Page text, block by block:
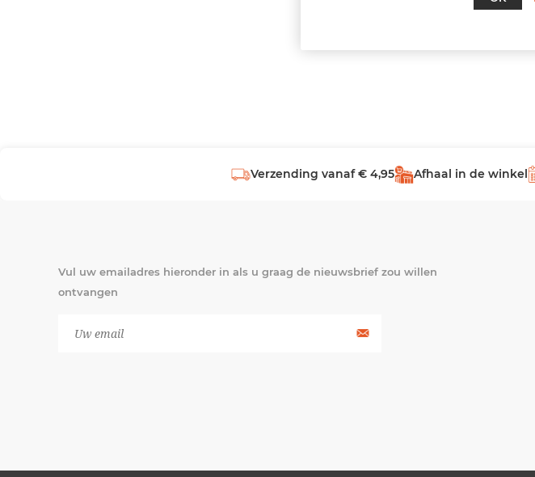
Verzending vanaf € 4,95 Afhaal in de winkel
Vul uw emailadres hieronder in als u graag de nieuwsbrief zou willen
ontvangen